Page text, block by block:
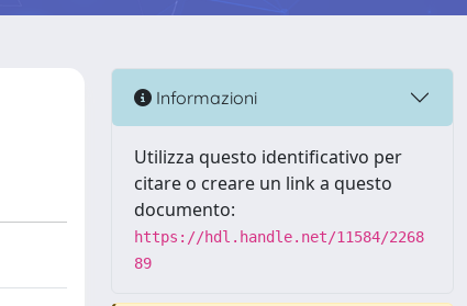
Informazioni
Utilizza questo identificativo per
citare o creare un link a questo
documento:
https://hdl.handle.net/11584/2268
89